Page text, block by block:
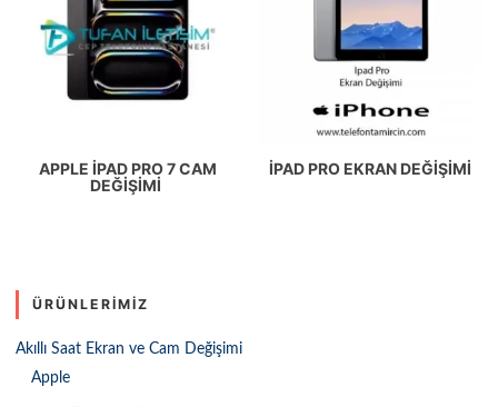
APPLE İPAD PRO 7 CAM
DEĞIŞIMI
IPAD PRO EKRAN DEĞIŞIMI
ÜRÜNLERIMIZ
Akıllı Saat Ekran ve Cam Değişimi
Apple